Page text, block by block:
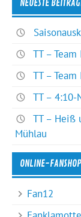
NEUESTE
TT –
TT –
TT –
TT – Heiß
Mühlau
ONLINE-FANSHOP
Fan12